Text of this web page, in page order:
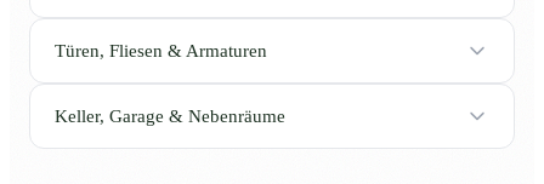
Türen, Fliesen & Armaturen
Keller, Garage & Nebenräume